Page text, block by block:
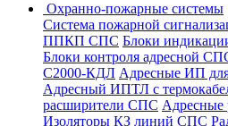
Охранно-пожарные системы
Система пожарной
ППКП СПС Блоки
Блоки контроля адресной
С2000-КДЛ Адресные ИП
Адресный ИПТЛ с
расширители СПС
Изоляторы КЗ линий СПС